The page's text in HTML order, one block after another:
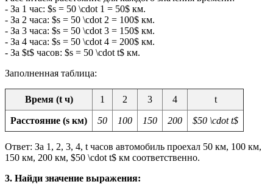
- За 1 час: $s = 50 \cdot 1 = 50$ км.
- За 2 часа: $s = 50 \cdot 2 = 100$ км.
- За 3 часа: $s = 50 \cdot 3 = 150$ км.
- За 4 часа: $s = 50 \cdot 4 = 200$ км.
- За $t$ часов: $s = 50 \cdot t$ км.
Заполненная таблица:
Время (t ч) 1 2 3 4 t
Расстояние (s км) 50 100 150 200 $50 \cdot t$
Ответ: За 1, 2, 3, 4, t часов автомобиль проехал 50 км, 100 км,
150 км, 200 км, $50 \cdot t$ км соответственно.
3. Найди значение выражения: